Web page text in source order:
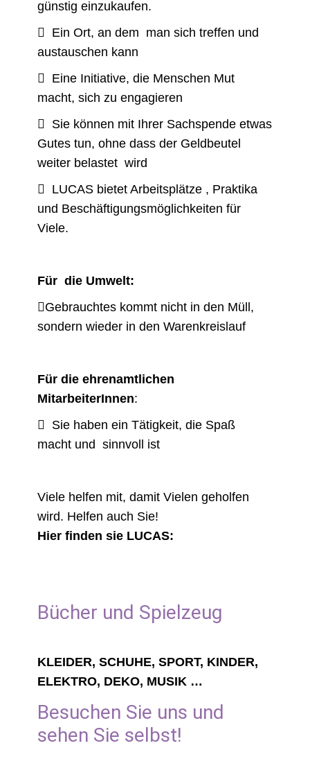
günstig einzukaufen.
 Ein Ort, an dem man sich treffen und
austauschen kann
 Eine Initiative, die Menschen Mut
macht, sich zu engagieren
 Sie können mit Ihrer Sachspende etwas
Gutes tun, ohne dass der Geldbeutel
weiter belastet wird
 LUCAS bietet Arbeitsplätze , Praktika
und Beschäftigungsmöglichkeiten für
Viele.
Für die Umwelt:
Gebrauchtes kommt nicht in den Müll,
sondern wieder in den Warenkreislauf
Für die ehrenamtlichen
MitarbeiterInnen:
 Sie haben ein Tätigkeit, die Spaß
macht und sinnvoll ist
Viele helfen mit, damit Vielen geholfen
wird. Helfen auch Sie!
Hier finden sie LUCAS:
Bücher und Spielzeug
KLEIDER, SCHUHE, SPORT, KINDER,
ELEKTRO, DEKO, MUSIK …
Besuchen Sie uns und
sehen Sie selbst!